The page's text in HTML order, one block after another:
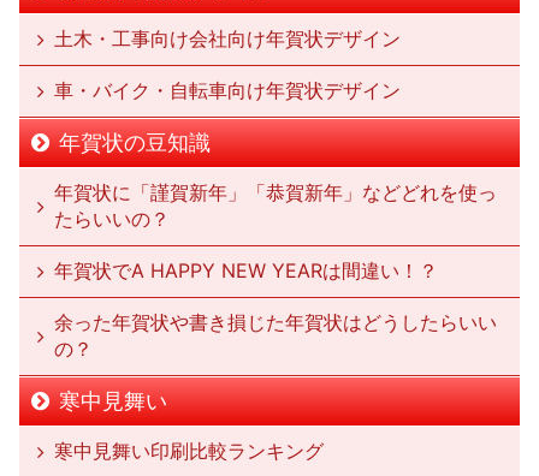
土木・工事向け会社向け年賀状デザイン
車・バイク・自転車向け年賀状デザイン
年賀状の豆知識
年賀状に「謹賀新年」「恭賀新年」などどれを使っ
たらいいの？
年賀状でA HAPPY NEW YEARは間違い！？
余った年賀状や書き損じた年賀状はどうしたらいい
の？
寒中見舞い
寒中見舞い印刷比較ランキング